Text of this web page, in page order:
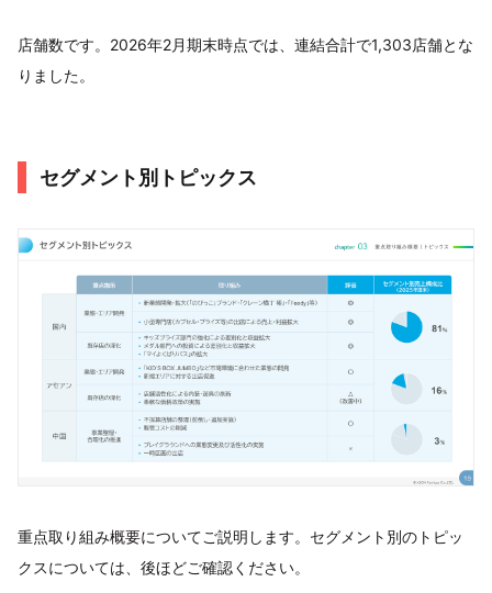
店舗数です。2026年2月期末時点では、連結合計で1,303店舗とな
りました。
セグメント別トピックス
重点取り組み概要についてご説明します。セグメント別のトピッ
クスについては、後ほどご確認ください。